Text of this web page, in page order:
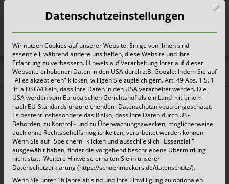
Heute für morgen sorgen
Erfolgreicher Frühjahrsputz
in Kempen
Kempen, 13.03.2023– in diesem Jahr gab es
einen neuen Rekord der Teilnehmenden: 659
Bürger und Bürgerinnen waren am vergangenen
Samstag im Einsatz.
Mit
Datenschutzeinstellungen
Wir nutzen Cookies auf unserer Website. Einige von ihnen sind
essenziell, während andere uns helfen, diese Website und Ihre
Erfahrung zu verbessern. Hinweis auf Verarbeitung Ihrer auf dieser
Webseite erhobenen Daten in den USA durch z.B. Google: Indem Sie auf
"Alles akzeptieren" klicken, willigen Sie zugleich gem. Art. 49 Abs. 1 S. 1
lit. a DSGVO ein, dass Ihre Daten in den USA verarbeitet werden. Die
USA werden vom Europäischen Gerichtshof als ein Land mit einem
nach EU-Standards unzureichendem Datenschutzniveau eingeschätzt.
Es besteht insbesondere das Risiko, dass Ihre Daten durch US-
Behörden, zu Kontroll- und zu Überwachungszwecken, möglicherweise
auch ohne Rechtsbehelfsmöglichkeiten, verarbeitet werden können.
Wenn Sie auf "Speichern" klicken und ausschließlich "Essenziell"
ausgewählt haben, findet die vorgehend beschriebene Übermittlung
nicht statt. Weitere Hinweise erhalten Sie in unserer
Datenschutzerklärung (https://schoenmackers.de/datenschutz/).
Wenn Sie unter 16 Jahre alt sind und Ihre Einwilligung zu optionalen